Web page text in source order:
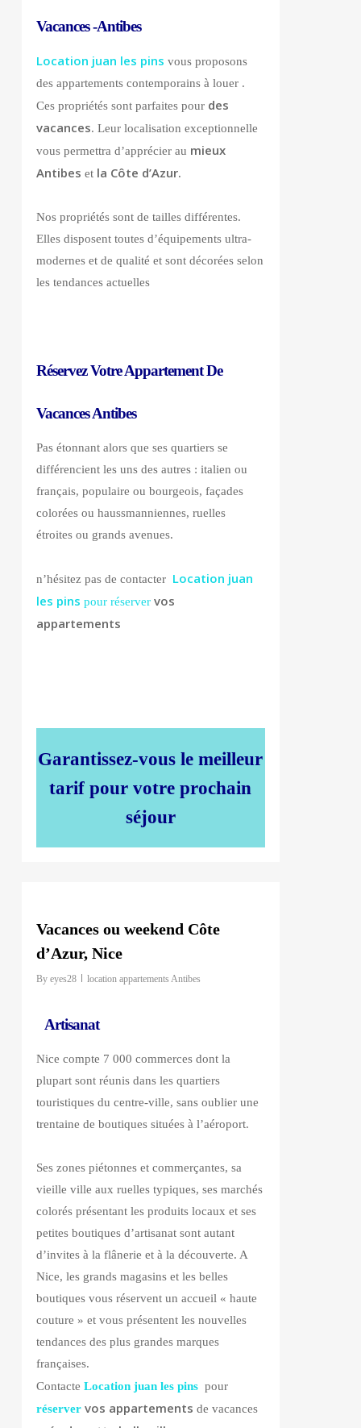
Vacances -Antibes
Location juan les pins vous proposons
des appartements contemporains à louer .
Ces propriétés sont parfaites pour des
vacances. Leur localisation exceptionnelle
vous permettra d’apprécier au mieux
Antibes et la Côte d’Azur.
Nos propriétés sont de tailles différentes.
Elles disposent toutes d’équipements ultra-
modernes et de qualité et sont décorées selon
les tendances actuelles
RéservezVotre Appartement De
Vacances Antibes
Pas étonnant alors que ses quartiers se
différencient les uns des autres : italien ou
français, populaire ou bourgeois, façades
colorées ou haussmanniennes, ruelles
étroites ou grands avenues.
n’hésitez pas de contacter Location juan
les pins pour réserver vos
appartements
Garantissez-vous le meilleur
tarif pour votre prochain
séjour
Vacances ou weekend Côte
d’Azur, Nice
By eyes28 location appartements Antibes
Artisanat
Nice compte 7 000 commerces dont la
plupart sont réunis dans les quartiers
touristiques du centre-ville, sans oublier une
trentaine de boutiques situées à l’aéroport.
Ses zones piétonnes et commerçantes, sa
vieille ville aux ruelles typiques, ses marchés
colorés présentant les produits locaux et ses
petites boutiques d’artisanat sont autant
d’invites à la flânerie et à la découverte. A
Nice, les grands magasins et les belles
boutiques vous réservent un accueil « haute
couture » et vous présentent les nouvelles
tendances des plus grandes marques
françaises.
Contacte Location juan les pins pour
réservervos appartements de vacances